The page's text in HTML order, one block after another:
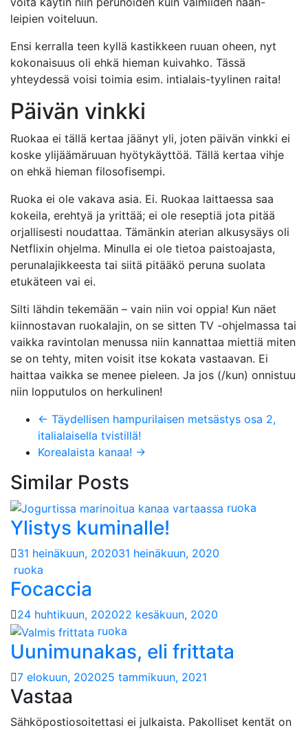
leipien voiteluun.
Ensi kerralla teen kyllä kastikkeen ruuan oheen, nyt
kokonaisuus oli ehkä hieman kuivahko. Tässä
yhteydessä voisi toimia esim. intialais-tyylinen raita!
Päivän vinkki
Ruokaa ei tällä kertaa jäänyt yli, joten päivän vinkki ei
koske ylijäämäruuan hyötykäyttöä. Tällä kertaa vihje
on ehkä hieman filosofisempi.
Ruoka ei ole vakava asia. Ei. Ruokaa laittaessa saa
kokeila, erehtyä ja yrittää; ei ole reseptiä jota pitää
orjallisesti noudattaa. Tämänkin aterian alkusysäys oli
Netflixin ohjelma. Minulla ei ole tietoa paistoajasta,
perunalajikkeesta tai siitä pitääkö peruna suolata
etukäteen vai ei.
Silti lähdin tekemään – vain niin voi oppia! Kun näet
kiinnostavan ruokalajin, on se sitten TV -ohjelmassa tai
vaikka ravintolan menussa niin kannattaa miettiä miten
se on tehty, miten voisit itse kokata vastaavan. Ei
haittaa vaikka se menee pieleen. Ja jos (/kun) onnistuu
niin lopputulos on herkulinen!
← Täydellisen hampurilaisen metsästys osa 2,
italialaisella tvistillä!
Korealaista kanaa! →
Similar Posts
ruoka
Ylistys kuminalle!
31 heinäkuun, 202031 heinäkuun, 2020
ruoka
Focaccia
24 huhtikuun, 202022 kesäkuun, 2020
ruoka
Uunimunakas, eli frittata
7 elokuun, 202025 tammikuun, 2021
Vastaa
Sähköpostiosoitettasi ei julkaista. Pakolliset kentät on